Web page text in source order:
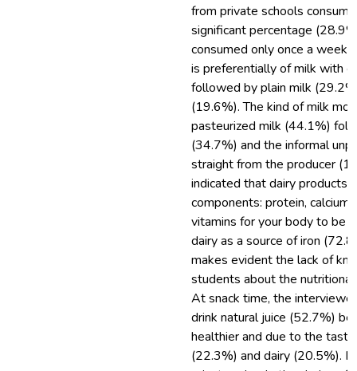
from private schools
significant percentage
consumed only once a week
is preferentially of milk with
followed by plain milk
(19.6%). The kind of milk
pasteurized milk (44.1%)
(34.7%) and the informal
straight from the producer
indicated that dairy products
components: protein,
vitamins for your body to be
dairy as a source of iron
makes evident the lack of
students about the
At snack time, the
drink natural juice (52.7%)
healthier and due to the
(22.3%) and dairy (20.5%).